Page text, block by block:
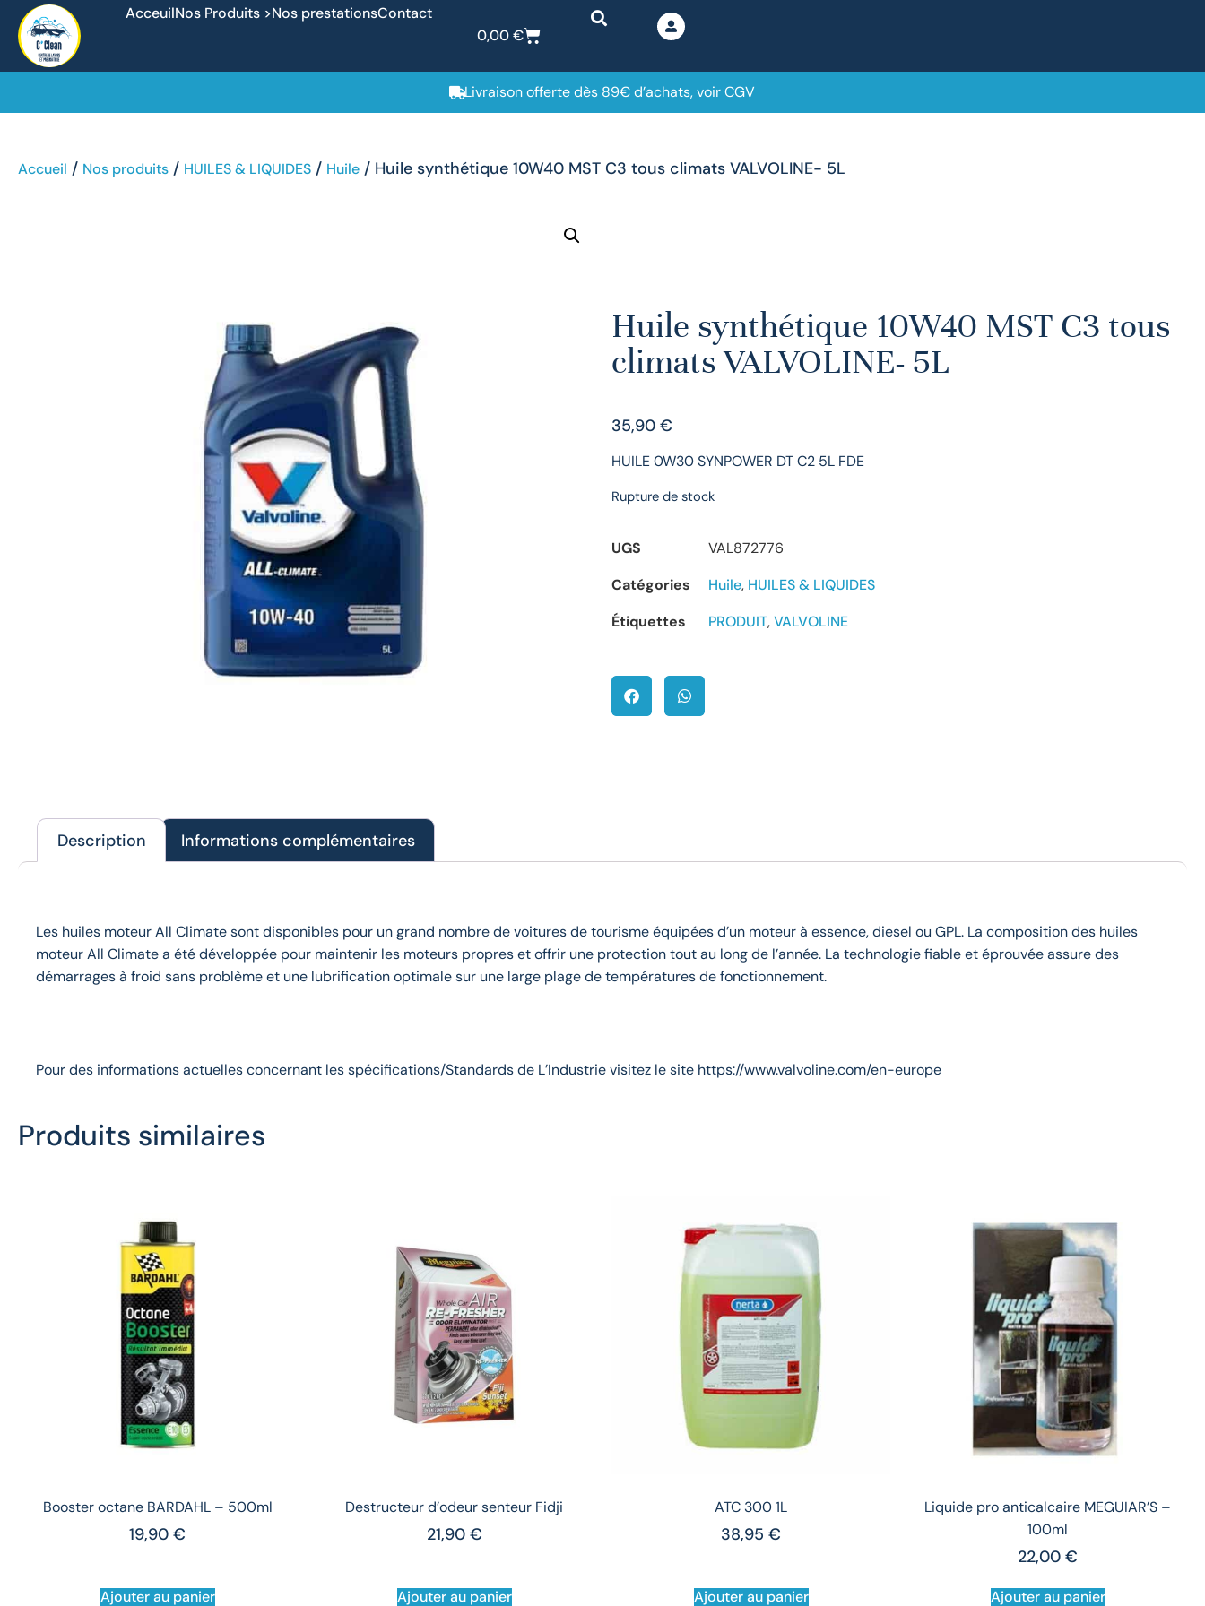
AcceuilNos Produits >Nos prestationsContact
0,00€
Livraison offerte dès 89€ d’achats, voir CGV
Accueil / Nos produits / HUILES & LIQUIDES / Huile / Huile synthétique 10W40 MST C3 tous climats VALVOLINE- 5L
Huile synthétique 10W40 MST C3 tous
climats VALVOLINE- 5L
35,90 €
HUILE 0W30 SYNPOWER DT C2 5L FDE
Rupture de stock
UGS
VAL872776
Catégories
Huile, HUILES & LIQUIDES
Étiquettes
PRODUIT,VALVOLINE
Description Informations complémentaires
Les huiles moteur All Climate sont disponibles pour un grand nombre de voitures de tourisme équipées d’un moteur à essence, diesel ou GPL. La composition des huiles
moteur All Climate a été développée pour maintenir les moteurs propres et offrir une protection tout au long de l’année. La technologie fiable et éprouvée assure des
démarrages à froid sans problème et une lubrification optimale sur une large plage de températures de fonctionnement.
Pour des informations actuelles concernant les spécifications/Standards de L’Industrie visitez le site https://www.valvoline.com/en-europe
Produits similaires
Booster octane BARDAHL – 500ml
19,90 €
Ajouter au panier
Destructeur d’odeur senteur Fidji
21,90 €
Ajouter au panier
ATC 300 1L
38,95 €
Ajouter au panier
Liquide pro anticalcaire MEGUIAR’S –
100ml
22,00 €
Ajouter au panier